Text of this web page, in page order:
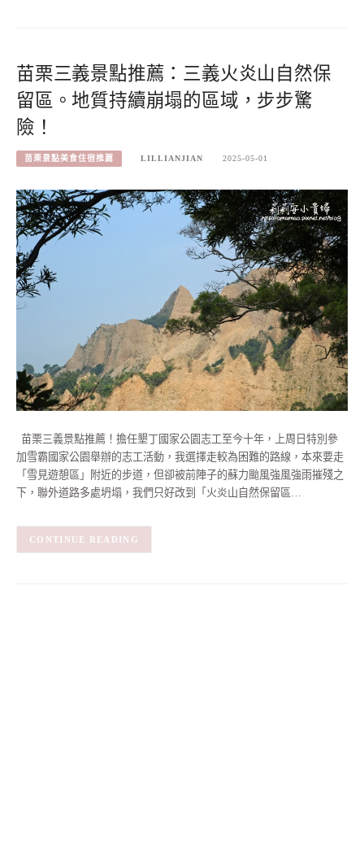
苗栗三義景點推薦：三義火炎山自然保
留區。地質持續崩塌的區域，步步驚
險！
苗栗景點美食住宿推薦 LILLIANJIAN 2025-05-01
苗栗三義景點推薦！擔任墾丁國家公園志工至今十年，上周日特別參
加雪霸國家公園舉辦的志工活動，我選擇走較為困難的路線，本來要走
「雪見遊憩區」附近的步道，但卻被前陣子的蘇力颱風強風強雨摧殘之
下，聯外道路多處坍塌，我們只好改到「火炎山自然保留區…
CONTINUE READING